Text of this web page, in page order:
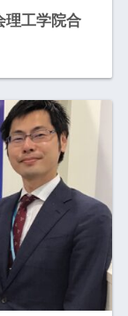
理工学院合